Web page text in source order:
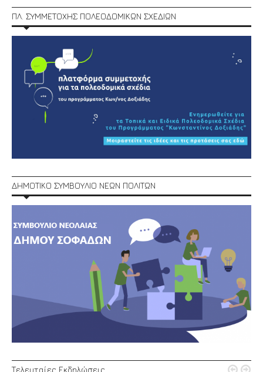
ΠΛ. ΣΥΜΜΕΤΟΧΗΣ ΠΟΛΕΟΔΟΜΙΚΩΝ ΣΧΕΔΙΩΝ
ΔΗΜΟΤΙΚΟ ΣΥΜΒΟΥΛΙΟ ΝΕΩΝ ΠΟΛΙΤΩΝ
Τελευταίες Εκδηλώσεις